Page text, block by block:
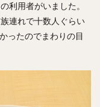
利用者がいました。
連れで十数人ぐらい
ったのでまわりの目